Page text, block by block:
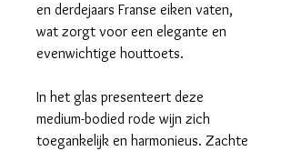
en derdejaars Franse eiken vaten,
wat zorgt voor een elegante en
evenwichtige houttoets.
In het glas presenteert deze
medium-bodied rode wijn zich
toegankelijk en harmonieus. Zachte